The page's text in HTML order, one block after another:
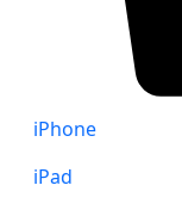
iPhone
iPad